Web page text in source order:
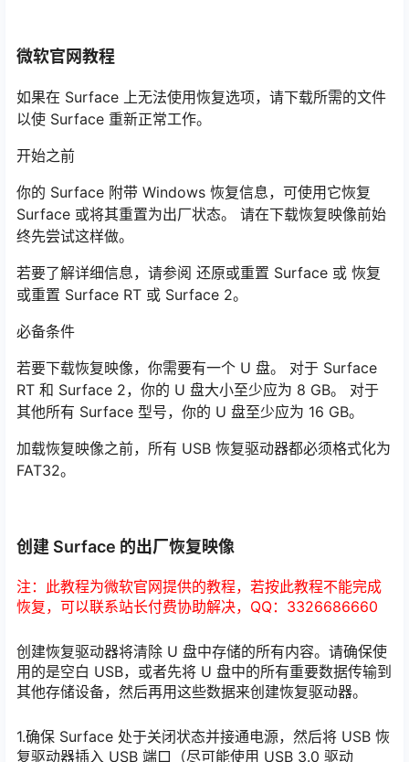
微软官网教程
如果在 Surface 上无法使用恢复选项，请下载所需的文件
以使 Surface 重新正常工作。
开始之前
你的 Surface 附带 Windows 恢复信息，可使用它恢复
Surface 或将其重置为出厂状态。 请在下载恢复映像前始
终先尝试这样做。
若要了解详细信息，请参阅 还原或重置 Surface 或 恢复
或重置 Surface RT 或 Surface 2。
必备条件
若要下载恢复映像，你需要有一个 U 盘。 对于 Surface
RT 和 Surface 2，你的 U 盘大小至少应为 8 GB。 对于
其他所有 Surface 型号，你的 U 盘至少应为 16 GB。
加载恢复映像之前，所有 USB 恢复驱动器都必须格式化为
FAT32。
创建 Surface 的出厂恢复映像
注：此教程为微软官网提供的教程，若按此教程不能完成
恢复，可以联系站长付费协助解决，QQ：3326686660
创建恢复驱动器将清除 U 盘中存储的所有内容。请确保使
用的是空白 USB，或者先将 U 盘中的所有重要数据传输到
其他存储设备，然后再用这些数据来创建恢复驱动器。
1.确保 Surface 处于关闭状态并接通电源，然后将 USB 恢
复驱动器插入 USB 端口（尽可能使用 USB 3.0 驱动